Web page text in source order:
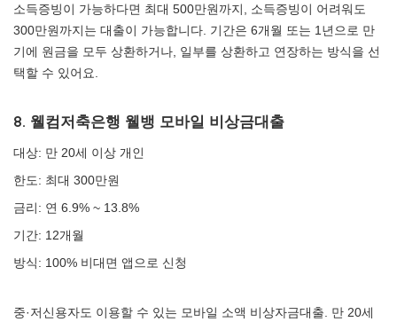
소득증빙이 가능하다면 최대 500만원까지, 소득증빙이 어려워도
300만원까지는 대출이 가능합니다. 기간은 6개월 또는 1년으로 만
기에 원금을 모두 상환하거나, 일부를 상환하고 연장하는 방식을 선
택할 수 있어요.
8. 웰컴저축은행 웰뱅 모바일 비상금대출
대상: 만 20세 이상 개인
한도: 최대 300만원
금리: 연 6.9% ~ 13.8%
기간: 12개월
방식: 100% 비대면 앱으로 신청
중·저신용자도 이용할 수 있는 모바일 소액 비상자금대출. 만 20세